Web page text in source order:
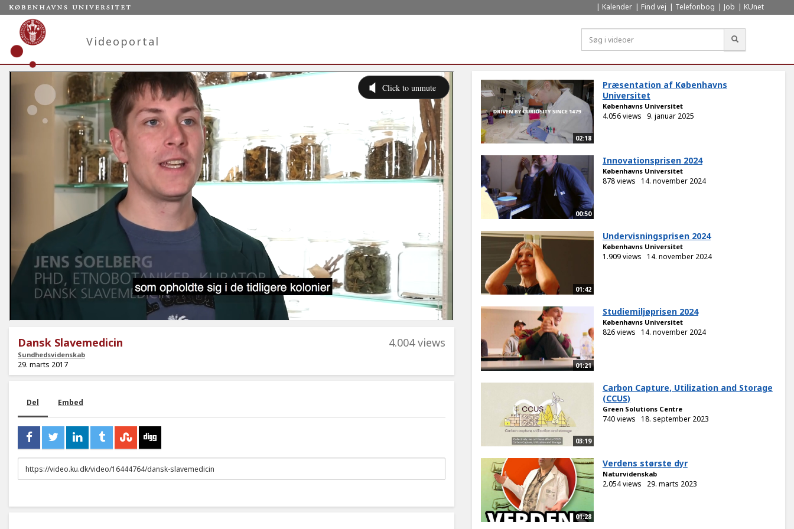
Kalender Find vej Telefonbog Job KUnet
Videoportal
Dansk Slavemedicin
Sundhedsvidenskab
4.004 views
29. marts 2017
Del Embed
URL
to
02:18
Præsentation af Københavns
Universitet
Københavns Universitet
4.056 views 9. januar 2025
00:50
Innovationsprisen 2024
Københavns Universitet
878 views 14. november 2024
01:42
Undervisningsprisen 2024
Københavns Universitet
1.909 views 14. november 2024
01:21
Studiemiljøprisen 2024
Københavns Universitet
826 views 14. november 2024
03:19
Carbon Capture, Utilization and Storage
(CCUS)
Green Solutions Centre
740 views 18. september 2023
01:28
Verdens største dyr
Naturvidenskab
2.054 views 29. marts 2023